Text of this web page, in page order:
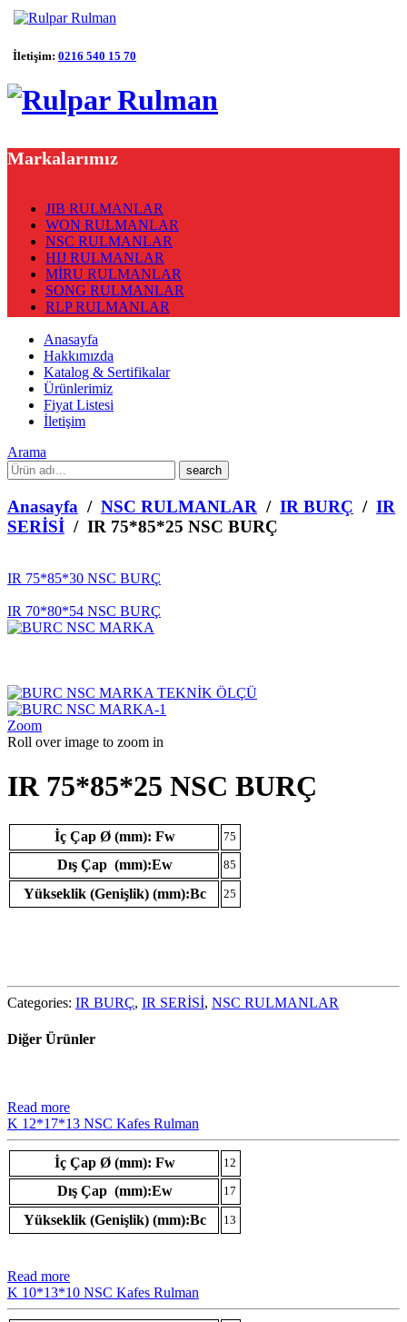
İletişim: 0216 540 15 70
Markalarımız
JIB RULMANLAR
WON RULMANLAR
NSC RULMANLAR
HIJ RULMANLAR
MİRU RULMANLAR
SONG RULMANLAR
RLP RULMANLAR
Anasayfa
Hakkımızda
Katalog & Sertifikalar
Ürünlerimiz
Fiyat Listesi
İletişim
Arama
What
are
you
looking
for?
Anasayfa / NSC RULMANLAR / IR BURÇ / IR
SERİSİ / IR 75*85*25 NSC BURÇ
IR 75*85*30 NSC BURÇ
IR 70*80*54 NSC BURÇ
Zoom
Roll over image to zoom in
IR 75*85*25 NSC BURÇ
İç Çap Ø (mm): Fw 75
Dış Çap (mm):Ew 85
Yükseklik (Genişlik) (mm):Bc 25
Categories: IR BURÇ, IR SERİSİ, NSC RULMANLAR
Diğer Ürünler
Read more
K 12*17*13 NSC Kafes Rulman
İç Çap Ø (mm): Fw 12
Dış Çap (mm):Ew 17
Yükseklik (Genişlik) (mm):Bc 13
Read more
K 10*13*10 NSC Kafes Rulman